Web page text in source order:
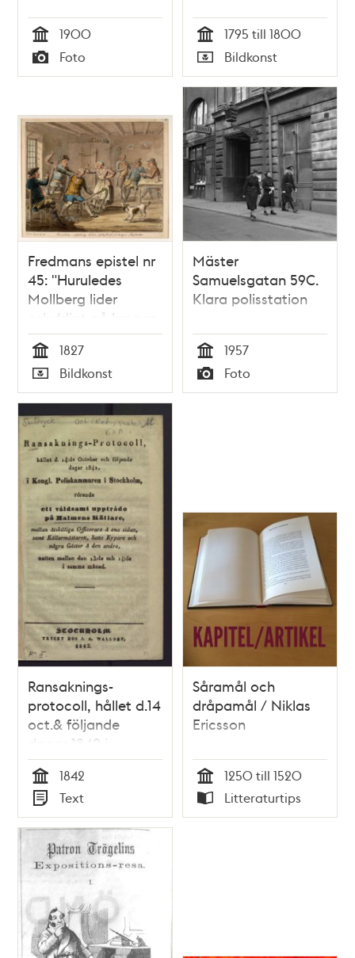
Tid
1900
Typ
Foto Tid
1795 till 1800
Typ
Bildkonst
Fredmans epistel nr
45: "Huruledes
Mollberg lider
oskyldigt på krogen
Rostock"
Tid
1827
Typ
Bildkonst
Mäster
Samuelsgatan 59C.
Klara polisstation
Tid
1957
Typ
Foto
Ransaknings-
protocoll, hållet d.14
oct.& följande
dagar 1842 i
k.poliskammaren i
Stockholm, rörande
ett våldsamnt
uppträde på
Malmens källare.
Tid
1842
Typ
Text
Såramål och
dråpamål / Niklas
Ericsson
Tid
1250 till 1520
Typ
Litteraturtips